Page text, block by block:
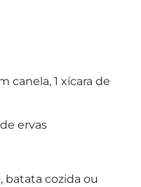
canela, 1 xícara de
ervas
batata cozida ou